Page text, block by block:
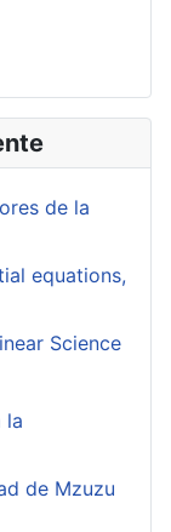
de la
equations,
Science
la
de Mzuzu